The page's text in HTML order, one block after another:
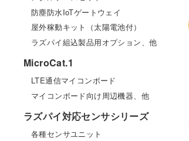
防塵防水IoTゲートウェイ
屋外稼動キット（太陽電池付）
ラズパイ組込製品用オプション、他
MicroCat.1
LTE通信マイコンボード
マイコンボード向け周辺機器、他
ラズパイ対応センサシリーズ
各種センサユニット